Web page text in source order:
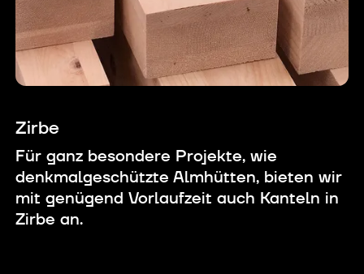
Zirbe
Für ganz besondere Projekte, wie
denkmalgeschützte Almhütten, bieten wir
mit genügend Vorlaufzeit auch Kanteln in
Zirbe an.